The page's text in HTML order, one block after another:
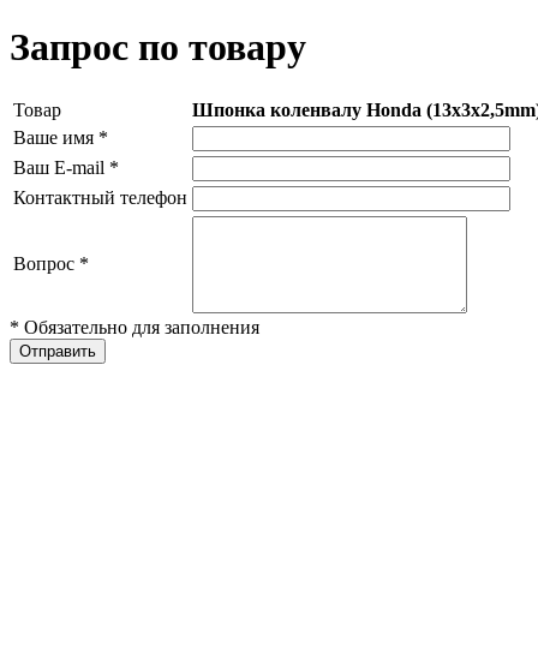
Запрос по товару
Товар
Шпонка коленвалу Honda
Ваше имя *
Ваш E-mail *
Контактный телефон
Вопрос *
* Обязательно для заполнения
Отправить